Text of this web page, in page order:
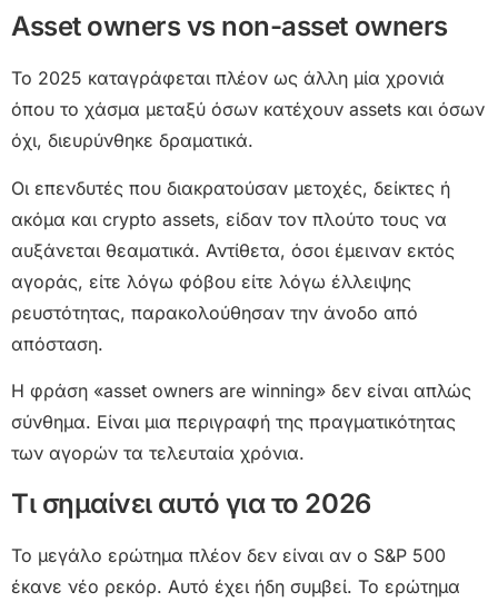
Asset owners vs non-asset owners
Το 2025 καταγράφεται πλέον ως άλλη μία χρονιά
όπου το χάσμα μεταξύ όσων κατέχουν assets και όσων
όχι, διευρύνθηκε δραματικά.
Οι επενδυτές που διακρατούσαν μετοχές, δείκτες ή
ακόμα και crypto assets, είδαν τον πλούτο τους να
αυξάνεται θεαματικά. Αντίθετα, όσοι έμειναν εκτός
αγοράς, είτε λόγω φόβου είτε λόγω έλλειψης
ρευστότητας, παρακολούθησαν την άνοδο από
απόσταση.
Η φράση «asset owners are winning» δεν είναι απλώς
σύνθημα. Είναι μια περιγραφή της πραγματικότητας
των αγορών τα τελευταία χρόνια.
Τι σημαίνει αυτό για το 2026
Το μεγάλο ερώτημα πλέον δεν είναι αν ο S&P 500
έκανε νέο ρεκόρ. Αυτό έχει ήδη συμβεί. Το ερώτημα